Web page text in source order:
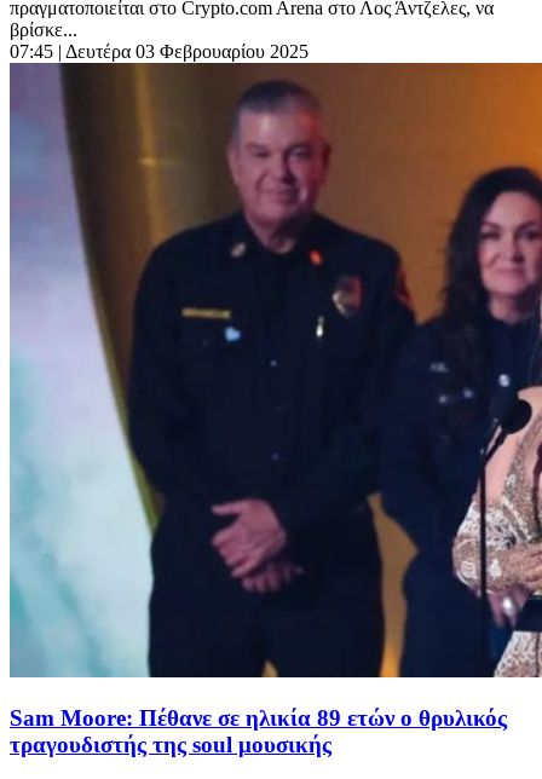
πραγματοποιείται στο Crypto.com Arena στο Λος Άντζελες, να
βρίσκε...
07:45 | Δευτέρα 03 Φεβρουαρίου 2025
Sam Moore: Πέθανε σε ηλικία 89 ετών ο θρυλικός
τραγουδιστής της soul μουσικής